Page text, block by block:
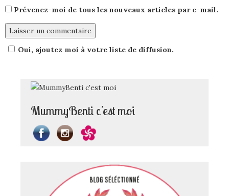
Prévenez-moi de tous les nouveaux articles par e-mail.
Oui, ajoutez moi à votre liste de diffusion.
MummyBenti c'est moi